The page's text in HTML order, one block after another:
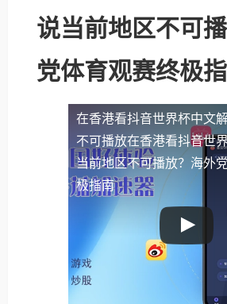
说当前地区不可
党体育观赛终极
在香港看抖音世界杯中文
不可播放在香港看抖音世
当前地区不可播放？海外
极指南